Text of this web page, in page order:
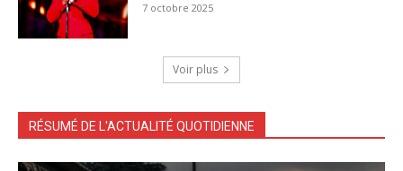
7 octobre 2025
Voir plus
RÉSUMÉ DE L'ACTUALITÉ QUOTIDIENNE